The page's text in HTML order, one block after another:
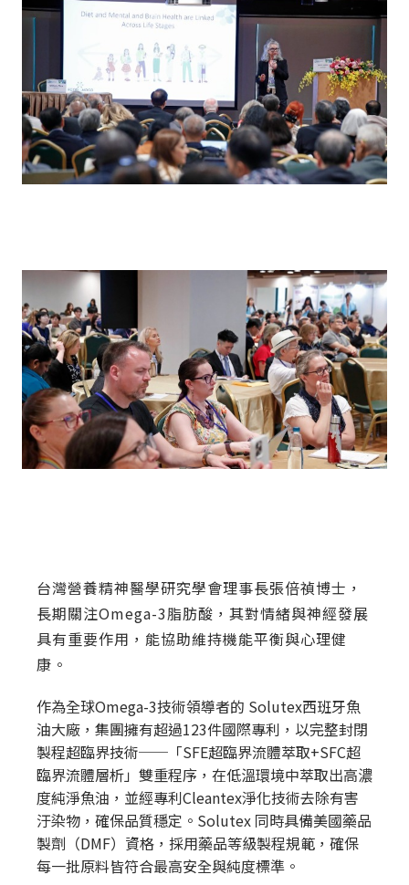
台灣營養精神醫學研究學會理事長張倍禎博士，
長期關注Omega-3脂肪酸，其對情緒與神經發展
具有重要作用，能協助維持機能平衡與心理健
康。
作為全球Omega-3技術領導者的 Solutex西班牙魚
油大廠，集團擁有超過123件國際專利，以完整封閉
製程超臨界技術──「SFE超臨界流體萃取+SFC超
臨界流體層析」雙重程序，在低溫環境中萃取出高濃
度純淨魚油，並經專利Cleantex淨化技術去除有害
汙染物，確保品質穩定。Solutex 同時具備美國藥品
製劑（DMF）資格，採用藥品等級製程規範，確保
每一批原料皆符合最高安全與純度標準。